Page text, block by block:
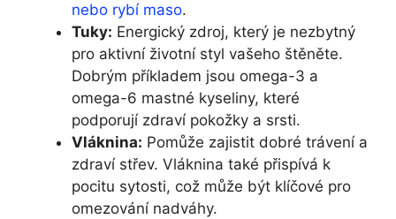
nebo rybí maso.
Tuky: Energický zdroj, který je nezbytný
pro aktivní životní styl vašeho štěněte.
Dobrým příkladem jsou omega-3 a
omega-6 mastné kyseliny, které
podporují zdraví pokožky a srsti.
Vláknina: Pomůže zajistit dobré trávení a
zdraví střev. Vláknina také přispívá k
pocitu sytosti, což může být klíčové pro
omezování nadváhy.